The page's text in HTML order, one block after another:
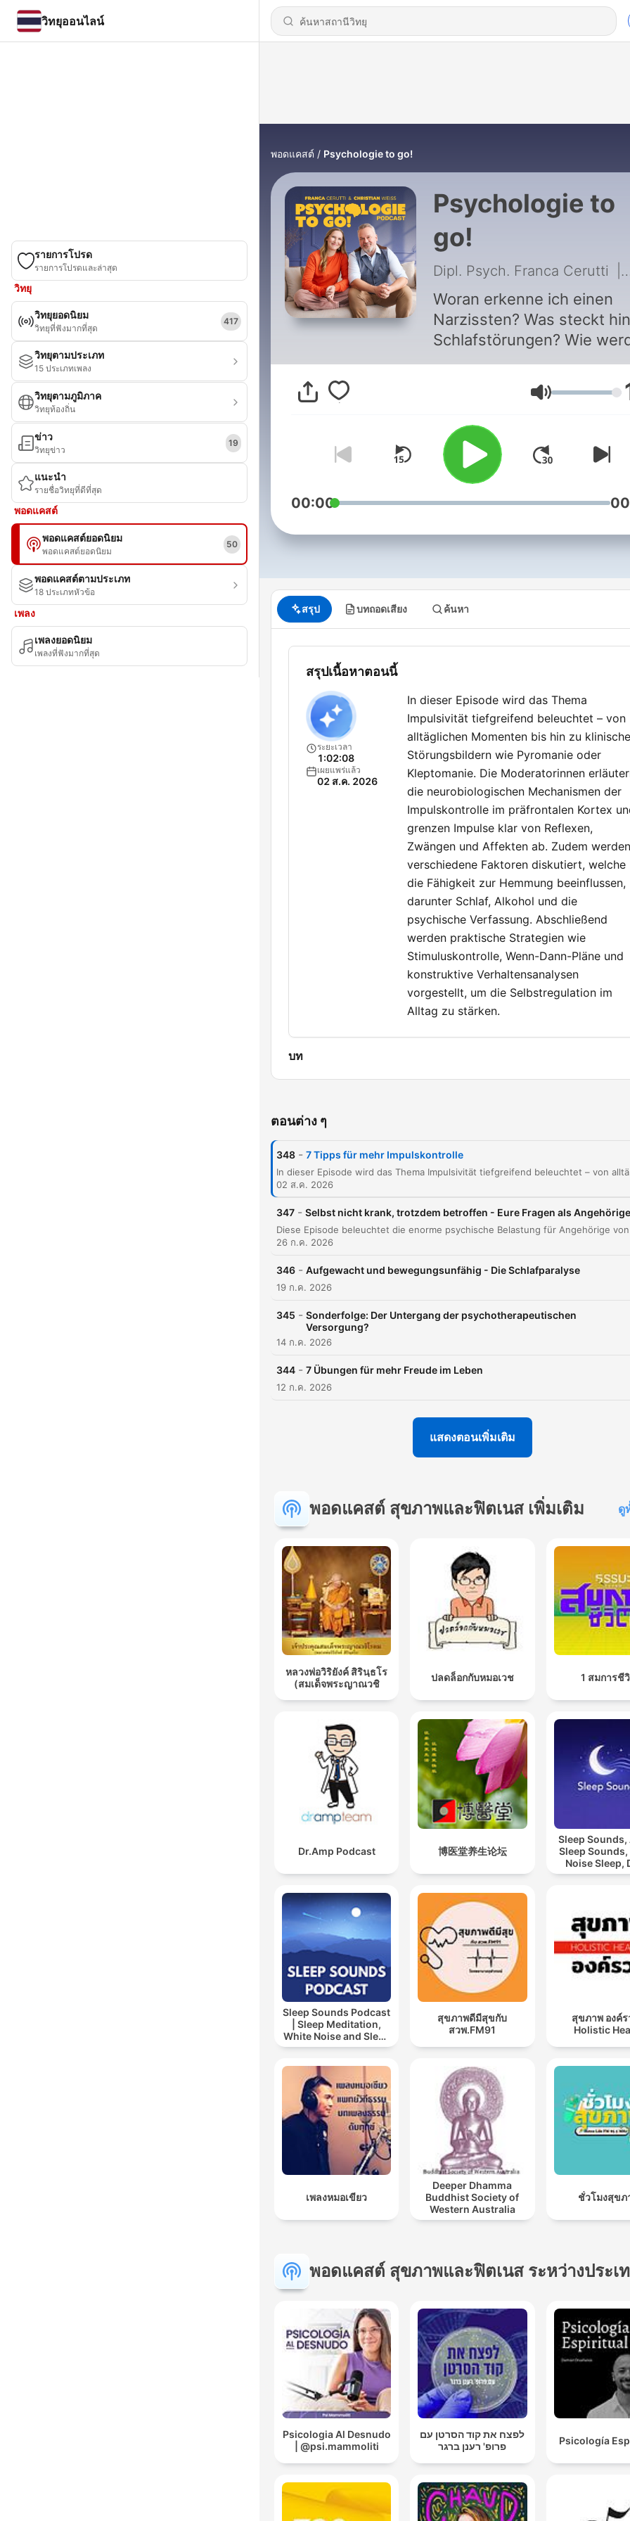
วิทยุออนไลน์
รายการโปรด
รายการโปรดและล่าสุด
วิทยุ
วิทยุยอดนิยม
วิทยุที่ฟังมากที่สุด
417
วิทยุตามประเภท
15 ประเภทเพลง
วิทยุตามภูมิภาค
วิทยุท้องถิ่น
ข่าว
วิทยุข่าว
19
แนะนำ
รายชื่อวิทยุที่ดีที่สุด
พอดแคสต์
พอดแคสต์ยอดนิยม
พอดแคสต์ยอดนิยม
50
พอดแคสต์ตามประเภท
18 ประเภทหัวข้อ
เพลง
เพลงยอดนิยม
เพลงที่ฟังมากที่สุด
พอดแคสต์ Psychologie to go!
Psychologie to
go!
Dipl. Psych. Franca Cerutti
Woran erkenne ich einen
Narzissten? Was steckt
Schlafstörungen? Wie
ich selbstsicherer? Und
kann ich in einer
die Psychotherapeutin
Cerutti und der Psychiater
Christian Weiss ihre
Hörerinnen und Hörer mit in
die spannende Welt der
was Menschen wirklich
Eifersucht, Krisen – und
verbinden dabei
die selten
Frau und Mann,
und Lerche. Unterhaltsam,
erfrischend direkt und ganz
ohne Fachchinesisch. Mal
pragmatische Impulse für
Alltag, mal fesselnde
Lebensgeschichten – und
immer mit überraschenden
Aha-Momenten. Wenn du dich
und die Welt ein Stück
verstehen willst, ist
»Psychologie to go!« für
Du möchtest mehr über
unsere Werbepartner
erfahren? Hier findest du
Infos & Rabatte:
https://linktr.ee/
Du möchtest Werbung in
audio
ระดับเสียง
00:00
สรุป บทถอดเสียง ค้นหา
สรุปเนื้อหาตอนนี้
ระยะเวลา
1:02:08
เผยแพร่แล้ว
02 ส.ค. 2026
In dieser Episode wird das Thema
Impulsivität tiefgreifend beleuchtet – von
alltäglichen Momenten bis hin zu
Störungsbildern wie Pyromanie oder
Kleptomanie. Die Moderatorinnen
die neurobiologischen Mechanismen der
Impulskontrolle im präfrontalen Kortex
grenzen Impulse klar von Reflexen,
Zwängen und Affekten ab. Zudem werden
verschiedene Faktoren diskutiert, welche
die Fähigkeit zur Hemmung beeinflussen,
darunter Schlaf, Alkohol und die
psychische Verfassung. Abschließend
werden praktische Strategien wie
Stimuluskontrolle, Wenn-Dann-Pläne und
konstruktive Verhaltensanalysen
vorgestellt, um die Selbstregulation im
Alltag zu stärken.
บท
Was ist Impulsivität?
00:10:30 Abgrenzung: Impuls vs. Reflex
00:14:25
Affekt
00:18:06
Die Neurobiologie der Impulskontrolle und
00:23:42
Klinische Beispiele und pathologische
00:31:36 Einflussfaktoren auf die Impulskontrolle
00:46:30 Praktische Strategien zur Impulskontrolle
einem das wie alternativlos.
00:01:32 · Die Sprecherin beschreibt das typische Gefühl
einzige Option erscheint.
Und das eigentliche Tun liegt in der Hemmung, nicht
Tun.
00:19:32 · Es wird betont, dass die wichtigste Funktion des
Gehirn im Alltag das Unterdrücken von Reizen ist.
Menschen, die zu wenig geschlafen haben, im
zur gut geschlafenen Kontrollgruppe, haben größere
Schwierigkeiten, Impulse zu hemmen.
00:32:14 · Der Zusammenhang zwischen Schlafmangel und
verminderten Fähigkeit zur Impulskontrolle wird erläutert.
Denn das bringt zwischen Impuls und Effekt die
notwendige Zeit.
00:53:02 · Die bewusste Verzögerung einer Handlung kann
helfen, den ersten Drang eines Impulses abklingen zu lassen.
immer auch an sich selber das Verhalten kritisieren,
nicht den Charakter.
01:00:48 · Ein konstruktiver Umgang mit Fehlern sollte auf der
konkreten Handlung basieren statt auf einer globalen
der eigenen Person.
ตอนต่าง ๆ
348 - 7 Tipps für mehr Impulskontrolle
02 ส.ค. 2026
347 - Selbst nicht krank, trotzdem betroffen - Eure Fragen als Angehörige
26 ก.ค. 2026
346 - Aufgewacht und bewegungsunfähig - Die Schlafparalyse
19 ก.ค. 2026
345 - Sonderfolge: Der Untergang der psychotherapeutischen
Versorgung?
14 ก.ค. 2026
344 - 7 Übungen für mehr Freude im Leben
12 ก.ค. 2026
แสดงตอนเพิ่มเติม
พอดแคสต์ สุขภาพและฟิตเนส เพิ่มเติม ดู
หลวงพ่อวิริยังค์ สิรินฺธโร
(สมเด็จพระญาณวชิ
ปลดล็อกกับหมอเวช 1 สมการชี
Dr.Amp Podcast 博医堂养生论坛
Sleep Sounds,
Sleep
Noise Sleep,
Sleep
Sleep Sounds Podcast
| Sleep Meditation,
White Noise and Sleep
Music
สุขภาพดีมีสุขกับ
สวพ.FM91
สุขภาพ องค์ร
Holistic
เพลงหมอเขียว
Deeper Dhamma
Buddhist Society of
Western Australia
ชั่วโมงสุขภ
พอดแคสต์ สุขภาพและฟิตเนส ระหว่างประเ
Psicologia Al Desnudo
| @psi.mammoliti
לפצח את קוד הסרטן עם
פרופ' רענן ברגר
Psicología